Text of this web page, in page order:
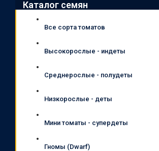
Каталог семян
Все сорта томатов
Высокорослые - индеты
Среднерослые - полудеты
Низкорослые - деты
Мини томаты - супердеты
Гномы (Dwarf)